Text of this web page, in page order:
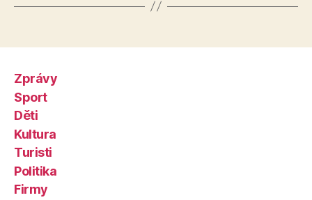
Zprávy
Sport
Děti
Kultura
Turisti
Politika
Firmy